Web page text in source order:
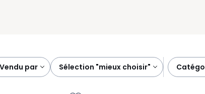
vendu par sélection "mieux choisir"